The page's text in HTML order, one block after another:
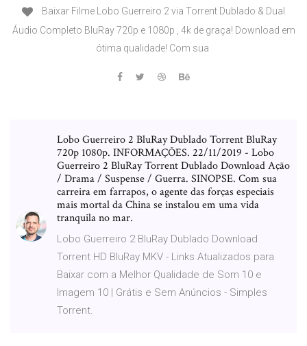
Baixar Filme Lobo Guerreiro 2 via Torrent Dublado & Dual
Áudio Completo BluRay 720p e 1080p , 4k de graça! Download em
ótima qualidade! Com sua
Lobo Guerreiro 2 BluRay Dublado Torrent BluRay
720p 1080p. INFORMAÇÕES. 22/11/2019 - Lobo
Guerreiro 2 BluRay Torrent Dublado Download Ação
/ Drama / Suspense / Guerra. SINOPSE. Com sua
carreira em farrapos, o agente das forças especiais
mais mortal da China se instalou em uma vida
tranquila no mar.
Lobo Guerreiro 2 BluRay Dublado Download
Torrent HD BluRay MKV - Links Atualizados para
Baixar com a Melhor Qualidade de Som 10 e
Imagem 10 | Grátis e Sem Anúncios - Simples
Torrent.